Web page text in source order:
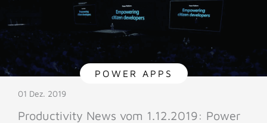
POWER APPS
01 Dez. 2019
Productivity News vom 1.12.2019: Power